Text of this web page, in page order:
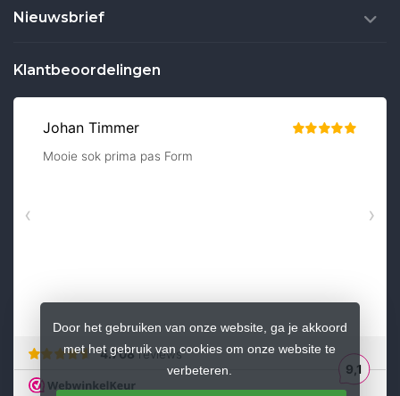
Nieuwsbrief
Klantbeoordelingen
Door het gebruiken van onze website, ga je akkoord
met het gebruik van cookies om onze website te
verbeteren.